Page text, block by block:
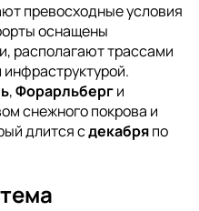
превосходные условия
оснащены
располагают трассами
,Форарльберги
снежного покрова и
длится сдекабряпо